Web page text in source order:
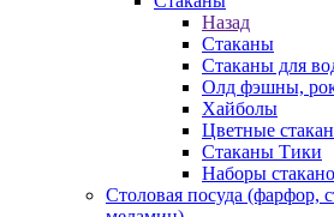
Назад
Стаканы
Стаканы для
Олд фэшны,
Хайболы
Цветные
Стаканы Тики
Наборы
Столовая посуда (фарфор,